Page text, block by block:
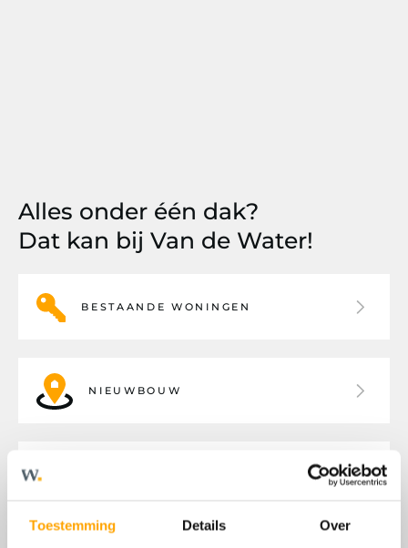
Toestemming Details Over
Alles onder één dak?
Dat kan bij Van de Water!
BESTAANDE WONINGEN
NIEUWBOUW